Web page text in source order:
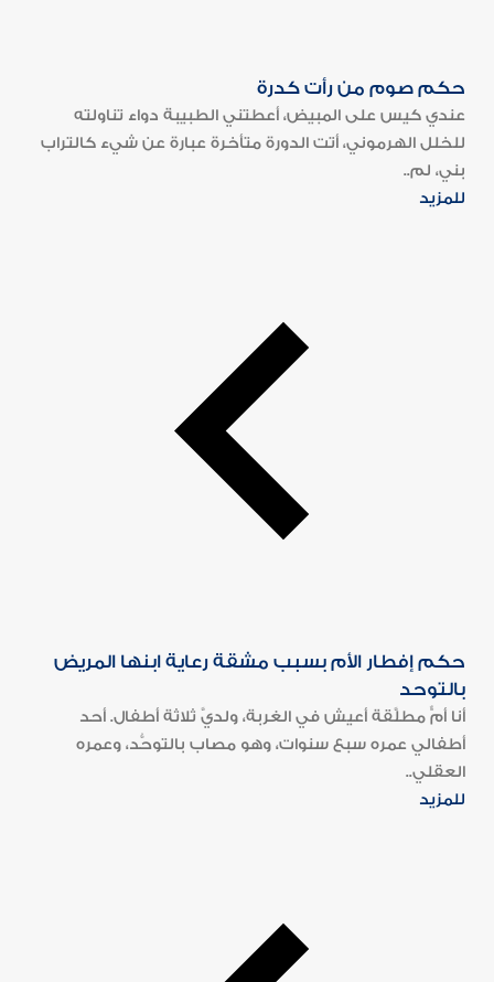
حكم صوم من رأت كدرة
عندي كيس على المبيض، أعطتني الطبيبة دواء تناولته
للخلل الهرموني، أتت الدورة متأخرة عبارة عن شيء كالتراب
بني، لم..
للمزيد
حكم إفطار الأم بسبب مشقة رعاية ابنها المريض
بالتوحد
أنا أمٌّ مطلَّقة أعيش في الغربة، ولديَّ ثلاثة أطفال. أحد
أطفالي عمره سبع سنوات، وهو مصاب بالتوحُّد، وعمره
العقلي..
للمزيد